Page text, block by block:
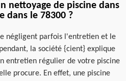
nettoyage de piscine dans
dans le 78300 ?
négligent parfois l'entretien et le
la société {cient} explique
entretien régulier de votre piscine
procure. En effet, une piscine